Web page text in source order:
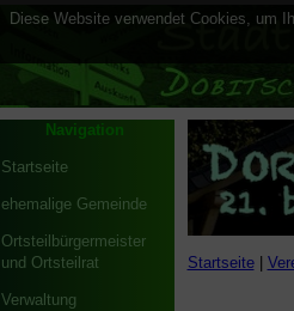
Navigation
Startseite
ehemalige Gemeinde
Ortsteilbürgermeister
und Ortsteilrat
Verwaltung
Startseite|
Diese Website verwendet Cookies, um